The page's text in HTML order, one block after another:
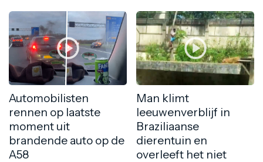
Automobilisten
rennen op laatste
moment uit
brandende auto op de
A58
Man klimt
leeuwenverblijf in
Braziliaanse
dierentuin en
overleeft het niet